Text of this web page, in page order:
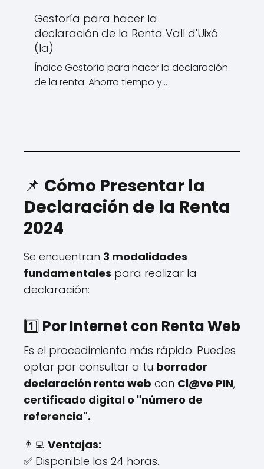
Gestoría para hacer la
declaración de la Renta Vall d'Uixó
(la)
Índice Gestoría para hacer la declaración
de la renta: Ahorra tiempo y…
📌 Cómo Presentar la
Declaración de la Renta
2024
Se encuentran 3 modalidades
fundamentales para realizar la
declaración:
1️⃣ Por Internet con Renta Web
Es el procedimiento más rápido. Puedes
optar por consultar a tu borrador
declaración renta web con Cl@ve PIN,
certificado digital o "número de
referencia".
👨‍💻 Ventajas:
✅ Disponible las 24 horas.